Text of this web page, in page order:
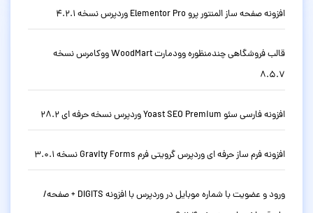
افزونه صفحه ساز المنتور پرو Elementor Pro وردپرس نسخه 4.2.1
قالب فروشگاهی چندمنظوره وودمارت WoodMart ووکامرس نسخه
8.5.7
افزونه فارسی سئو Yoast SEO Premium وردپرس نسخه حرفه ای 28.2
افزونه فرم ساز حرفه ای وردپرس گرویتی فرم Gravity Forms نسخه 3.0.1
ورود و عضویت با شماره موبایل در وردپرس با افزونه DIGITS + صفحه/